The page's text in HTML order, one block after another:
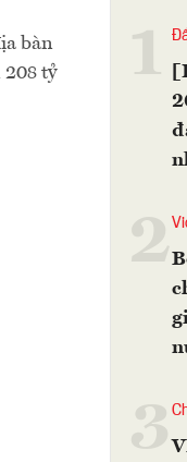
bàn
208 tỷ
2